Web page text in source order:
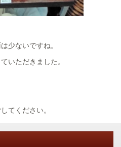
少ないですね。
いただきました。
てください。